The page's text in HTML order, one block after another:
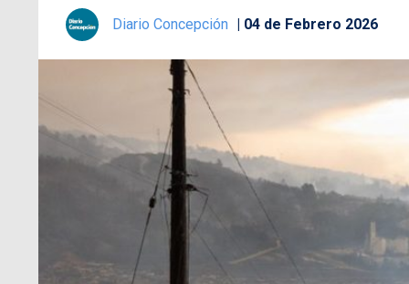
Diario Concepción 04 de Febrero 2026